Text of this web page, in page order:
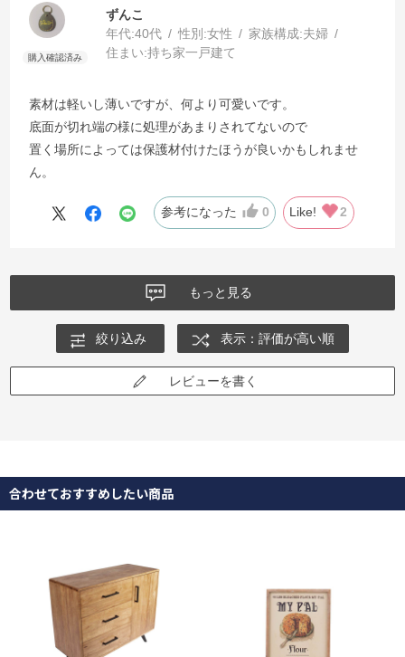
ずんこ
年代:40代 性別:女性 家族構成:夫婦
住まい:持ち家一戸建て
素材は軽いし薄いですが、何より可愛いです。
底面が切れ端の様に処理があまりされてないので
置く場所によっては保護材付けたほうが良いかもしれませ
ん。
参考になった 0 Like! 2
もっと見る
絞り込み 表示：評価が高い順
レビューを書く
合わせておすすめしたい商品